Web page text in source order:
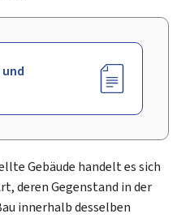
Gebäude handelt es sich
deren Gegenstand in der
innerhalb desselben